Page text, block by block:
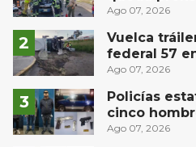
materialista
Ago 07, 2026
Vuelca
federal 57
derrame de
Ago 07, 2026
Policías
cinco
Puebla
Ago 07, 2026